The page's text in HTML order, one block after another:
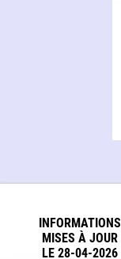
INFORMATIONS
MISES À JOUR
LE 28-04-2026